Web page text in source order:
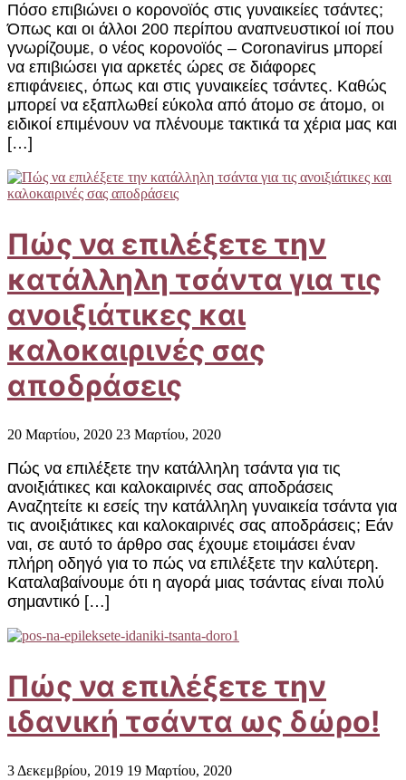
Πόσο επιβιώνει ο κορονοϊός στις γυναικείες τσάντες;
Όπως και οι άλλοι 200 ​​περίπου αναπνευστικοί ιοί που
γνωρίζουμε, ο νέος κορονοϊός – Coronavirus μπορεί
να επιβιώσει για αρκετές ώρες σε διάφορες
επιφάνειες, όπως και στις γυναικείες τσάντες. Καθώς
μπορεί να εξαπλωθεί εύκολα από άτομο σε άτομο, οι
ειδικοί επιμένουν να πλένουμε τακτικά τα χέρια μας και
[…]
Πώς να επιλέξετε την
κατάλληλη τσάντα για τις
ανοιξιάτικες και
καλοκαιρινές σας
αποδράσεις
20 Μαρτίου, 2020 23 Μαρτίου, 2020
Πώς να επιλέξετε την κατάλληλη τσάντα για τις
ανοιξιάτικες και καλοκαιρινές σας αποδράσεις
Αναζητείτε κι εσείς την κατάλληλη γυναικεία τσάντα για
τις ανοιξιάτικες και καλοκαιρινές σας αποδράσεις; Εάν
ναι, σε αυτό το άρθρο σας έχουμε ετοιμάσει έναν
πλήρη οδηγό για το πώς να επιλέξετε την καλύτερη.
Καταλαβαίνουμε ότι η αγορά μιας τσάντας είναι πολύ
σημαντικό […]
Πώς να επιλέξετε την
ιδανική τσάντα ως δώρο!
3 Δεκεμβρίου, 2019 19 Μαρτίου, 2020